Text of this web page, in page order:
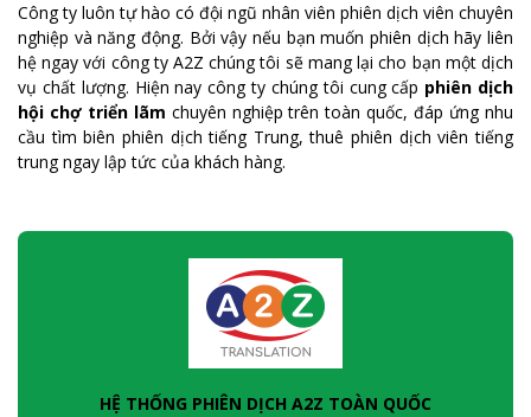
Công ty luôn tự hào có đội ngũ nhân viên phiên dịch viên chuyên
nghiệp và năng động. Bởi vậy nếu bạn muốn phiên dịch hãy liên
hệ ngay với công ty A2Z chúng tôi sẽ mang lại cho bạn một dịch
vụ chất lượng. Hiện nay công ty chúng tôi cung cấp phiên dịch
hội chợ triển lãm chuyên nghiệp trên toàn quốc, đáp ứng nhu
cầu tìm biên phiên dịch tiếng Trung, thuê phiên dịch viên tiếng
trung ngay lập tức của khách hàng.
HỆ THỐNG PHIÊN DỊCH A2Z TOÀN QUỐC